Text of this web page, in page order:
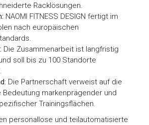
Racklösungen.
NAOMI FITNESS DESIGN fertigt im
nach europäischen
Die Zusammenarbeit ist langfristig
soll bis zu 100 Standorte
Die Partnerschaft verweist auf die
Bedeutung markenprägender und
Trainingsflächen.
personallose und teilautomatisierte